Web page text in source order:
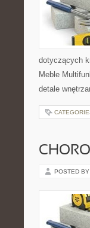
dotyczących
Meble
detale
POSTED BY